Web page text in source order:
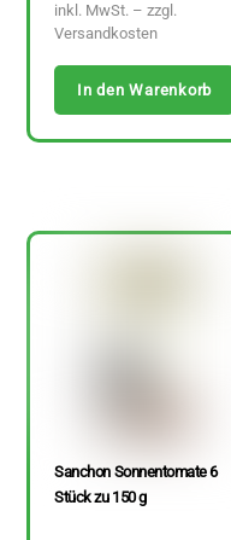
inkl. MwSt. – zzgl.
Versandkosten
In den Warenkorb
Sanchon Sonnentomate 6
Stück zu 150 g